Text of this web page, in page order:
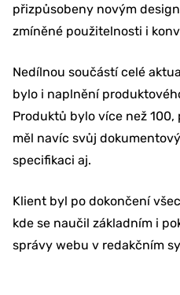
přizpůsobeny novým
zmíněné použitelnosti i
Nedílnou součástí celé
bylo i naplnění
Produktů bylo více než
měl navíc svůj
specifikaci aj.
Klient byl po dokončení
kde se naučil základním i
správy webu v redakčním